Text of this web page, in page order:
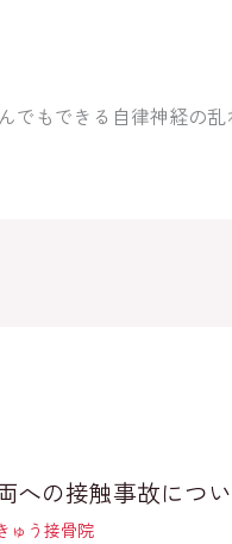
もできる自律神経の乱
への接触事故につ
ゅう接骨院